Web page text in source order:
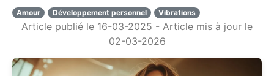
Amour Développement personnel Vibrations
Article publié le 16-03-2025 - Article mis à jour le
02-03-2026